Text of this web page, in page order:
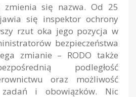
zmienia się nazwa. Od 25
się inspektor ochrony
rzut oka jego pozycja w
bezpieczeństwa
zmianie – RODO także
podległość
oraz możliwość
i obowiązków. Nic